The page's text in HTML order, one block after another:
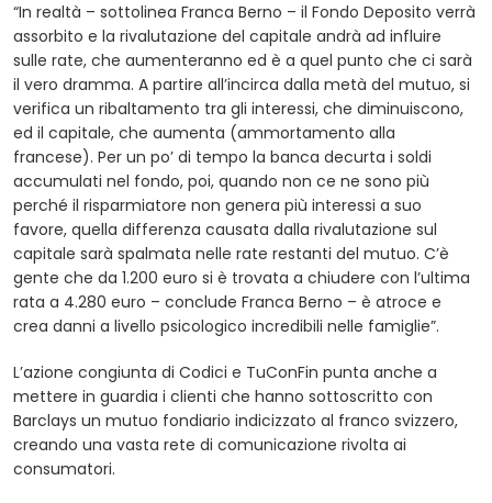
“In realtà – sottolinea Franca Berno – il Fondo Deposito verrà
assorbito e la rivalutazione del capitale andrà ad influire
sulle rate, che aumenteranno ed è a quel punto che ci sarà
il vero dramma. A partire all’incirca dalla metà del mutuo, si
verifica un ribaltamento tra gli interessi, che diminuiscono,
ed il capitale, che aumenta (ammortamento alla
francese). Per un po’ di tempo la banca decurta i soldi
accumulati nel fondo, poi, quando non ce ne sono più
perché il risparmiatore non genera più interessi a suo
favore, quella differenza causata dalla rivalutazione sul
capitale sarà spalmata nelle rate restanti del mutuo. C’è
gente che da 1.200 euro si è trovata a chiudere con l’ultima
rata a 4.280 euro – conclude Franca Berno – è atroce e
crea danni a livello psicologico incredibili nelle famiglie”.
L’azione congiunta di Codici e TuConFin punta anche a
mettere in guardia i clienti che hanno sottoscritto con
Barclays un mutuo fondiario indicizzato al franco svizzero,
creando una vasta rete di comunicazione rivolta ai
consumatori.